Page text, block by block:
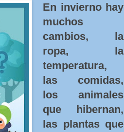
En invierno hay
muchos
cambios, la
ropa, la
temperatura,
las comidas,
los animales
que hibernan,
las plantas que